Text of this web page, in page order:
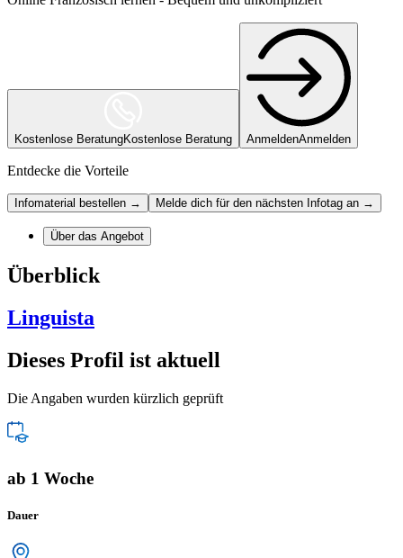
Kostenlose BeratungKostenlose Beratung AnmeldenAnmelden
Entdecke die Vorteile
Infomaterial bestellen → Melde dich für den nächsten Infotag an →
Über das Angebot
Überblick
Linguista
Dieses Profil ist aktuell
Die Angaben wurden kürzlich geprüft
ab 1 Woche
Dauer